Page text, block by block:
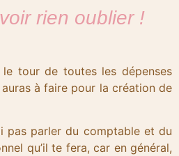
rien oublier !
tour de toutes les dépenses
à faire pour la création de
pas parler du comptable et du
qu’il te fera, car en général,